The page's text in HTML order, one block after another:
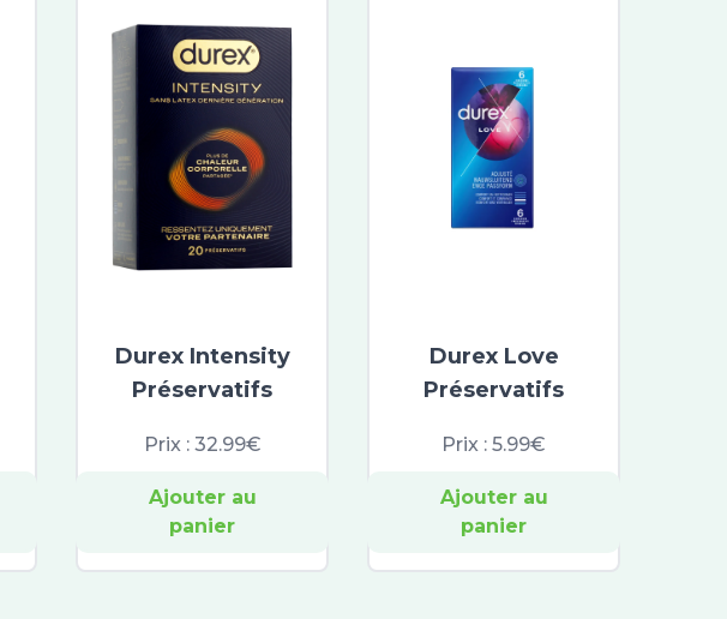
Durex Intensity
Préservatifs
Prix : 32.99€
Ajouter au
panier
Durex Love
Préservatifs
Prix :5.99€
Ajouter au
panier